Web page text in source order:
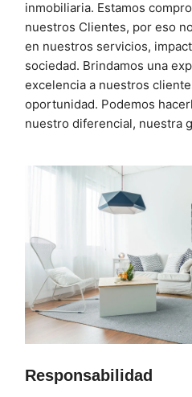
inmobiliaria. Estamos
nuestros Clientes, por eso
en nuestros servicios,
sociedad. Brindamos una
excelencia a nuestros
oportunidad. Podemos
nuestro diferencial, nuestra
Responsabilidad